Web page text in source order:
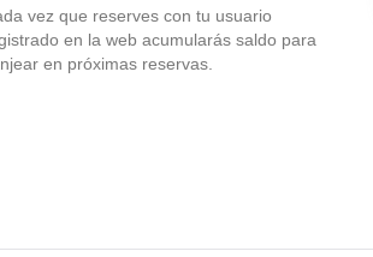
vez que reserves con tu usuario
en la web acumularás saldo para
en próximas reservas.